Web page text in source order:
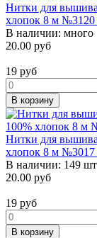
Нитки для
хлопок 8 м №3120
В наличии: много
20.00 руб
19 руб
В корзину
Нитки для
хлопок 8 м №3017
В наличии: 149 шт
20.00 руб
19 руб
В корзину